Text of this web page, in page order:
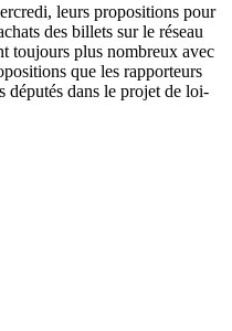
leurs propositions pour
des billets sur le réseau
toujours plus nombreux avec
que les rapporteurs
députés dans le projet de loi-